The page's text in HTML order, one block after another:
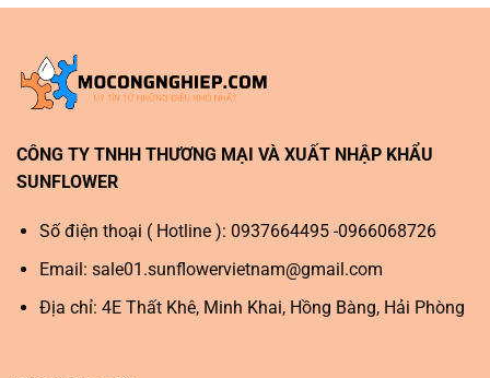
CÔNG TY TNHH THƯƠNG MẠI VÀ XUẤT NHẬP KHẨU
SUNFLOWER
Số điện thoại ( Hotline ): 0937664495 -0966068726
Email: sale01.sunflowervietnam@gmail.com
Địa chỉ: 4E Thất Khê, Minh Khai, Hồng Bàng, Hải Phòng